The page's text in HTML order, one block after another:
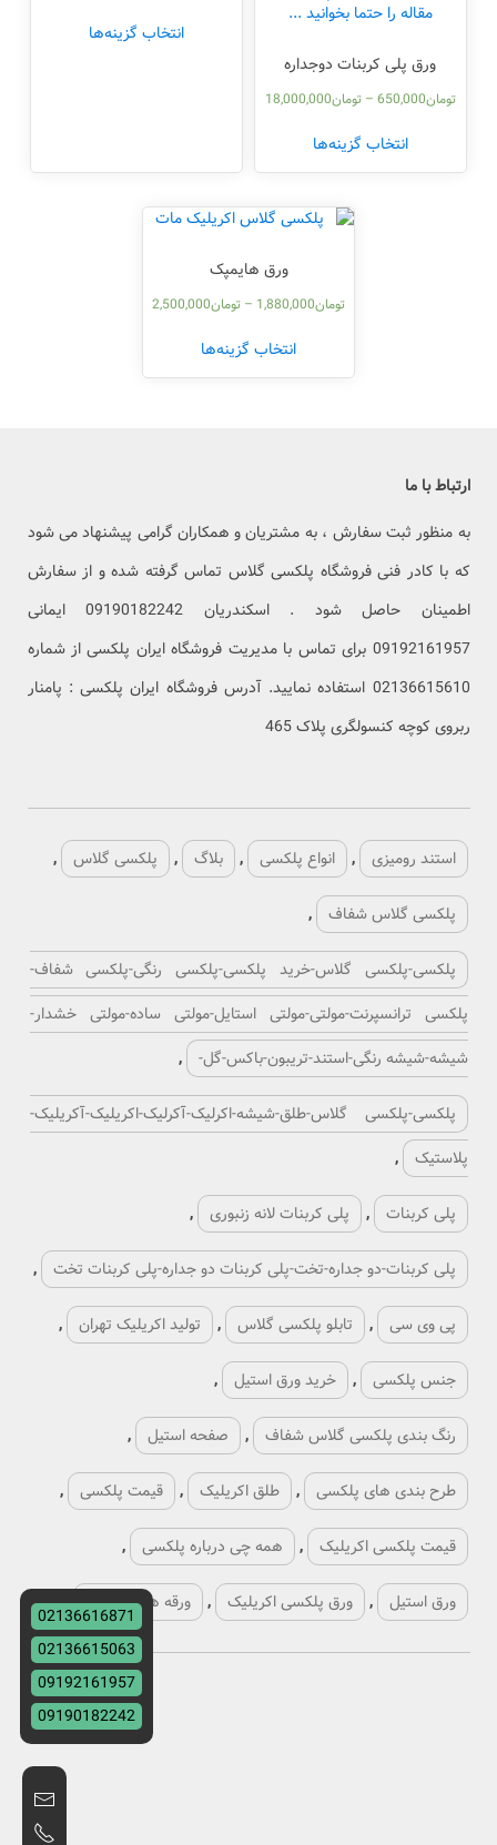
02136616871
02136615063
09192161957
09190182242
ورق پلی کربنات دوجداره
تومان650,000
–تومان18,000,000
انتخاب گزینه‌ها
انتخاب گزینه‌ها
ورق هایمپک
تومان1,880,000
– تومان2,500,000
انتخاب گزینه‌ها
ارتباط با ما
به منظور ثبت سفارش ، به مشتریان و همکاران گرامی پیشنهاد می شود
که با کادر فنی فروشگاه پلکسی گلاس تماس گرفته شده و از سفارش
اطمینان حاصل شود . اسکندریان 09190182242 ایمانی
09192161957 برای تماس با مدیریت فروشگاه ایران پلکسی از شماره
02136615610 استفاده نمایید. آدرس فروشگاه ایران پلکسی : پامنار
ربروی کوچه کنسولگری پلاک 465
استند رومیزی , انواع پلکسی , بلاگ , پلکسی گلاس ,
پلکسی گلاس شفاف ,
پلکسی-پلکسی گلاس-خرید پلکسی-پلکسی رنگی-پلکسی شفاف-
پلکسی ترانسپرنت-مولتی-مولتی استایل-مولتی ساده-مولتی خشدار-
شیشه-شیشه رنگی-استند-تریبون-باکس-گل-
,
پلکسی-پلکسی گلاس-طلق-شیشه-اکرلیک-آکرلیک-اکریلیک-آکریلیک-
پلاستیک
,
پلی کربنات , پلی کربنات لانه زنبوری ,
پلی کربنات-دو جداره-تخت-پلی کربنات دو جداره-پلی کربنات تخت ,
پی وی سی , تابلو پلکسی گلاس , تولید اکریلیک تهران ,
جنس پلکسی , خرید ورق استیل ,
رنگ بندی پلکسی گلاس شفاف , صفحه استیل ,
طرح بندی های پلکسی , طلق اکریلیک , قیمت پلکسی ,
قیمت پلکسی اکریلیک , همه چی درباره پلکسی ,
ورق استیل , ورق پلکسی اکریلیک , ورقه های پلکسی ,